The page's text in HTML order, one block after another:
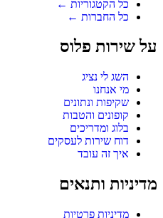
כל הקטגוריות ←
כל החברות ←
על שירות פלוס
השג לי נציג
מי אנחנו
שקיפות ונתונים
קופונים והטבות
בלוג ומדריכים
דוח שירות לעסקים
איך זה עובד
מדיניות ותנאים
מדיניות פרטיות